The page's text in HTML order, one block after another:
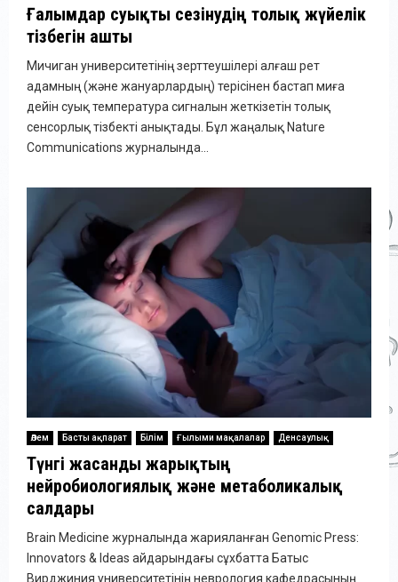
Ғалымдар суықты сезінудің толық жүйелік
тізбегін ашты
Мичиган университетінің зерттеушілері алғаш рет
адамның (және жануарлардың) терісінен бастап миға
дейін суық температура сигналын жеткізетін толық
сенсорлық тізбекті анықтады. Бұл жаңалық Nature
Communications журналында...
Әлем Басты ақпарат Білім Ғылыми мақалалар Денсаулық
Түнгі жасанды жарықтың
нейробиологиялық және метаболикалық
салдары
Brain Medicine журналында жарияланған Genomic Press:
Innovators & Ideas айдарындағы сұхбатта Батыс
Вирджиния университетінің неврология кафедрасының